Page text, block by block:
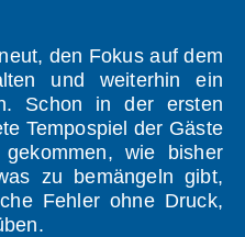
den Fokus auf dem
und weiterhin ein
Schon in der ersten
Tempospiel der Gäste
wie bisher
zu bemängeln gibt,
Fehler ohne Druck,